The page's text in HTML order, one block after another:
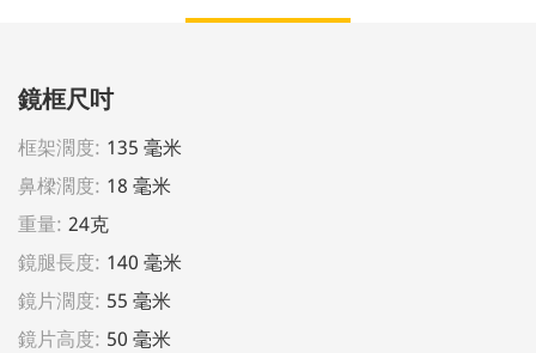
鏡框尺吋
框架濶度: 135 毫米
鼻樑濶度: 18 毫米
重量: 24克
鏡腿長度: 140 毫米
鏡片濶度: 55 毫米
鏡片高度: 50 毫米